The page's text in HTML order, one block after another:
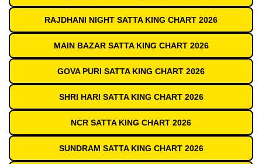
RAJDHANI NIGHT SATTA KING CHART 2026
MAIN BAZAR SATTA KING CHART 2026
GOVA PURI SATTA KING CHART 2026
SHRI HARI SATTA KING CHART 2026
NCR SATTA KING CHART 2026
SUNDRAM SATTA KING CHART 2026